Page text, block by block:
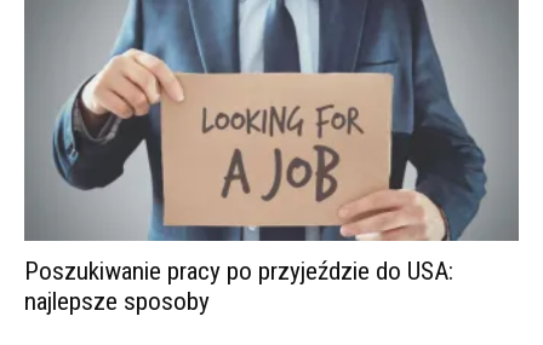
Poszukiwanie pracy po przyjeździe do USA:
najlepsze sposoby